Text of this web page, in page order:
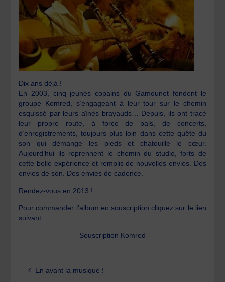
Dix ans déjà !
En 2003, cinq jeunes copains du Gamounet fondent le
groupe Komred, s’engageant à leur tour sur le chemin
esquissé par leurs aînés brayauds… Depuis, ils ont tracé
leur propre route, à force de bals, de concerts,
d’enregistrements, toujours plus loin dans cette quête du
son qui démange les pieds et chatouille le cœur.
Aujourd’hui ils reprennent le chemin du studio, forts de
cette belle expérience et remplis de nouvelles envies. Des
envies de son. Des envies de cadence.
Rendez-vous en 2013 !
Pour commander l’album en souscription cliquez sur le lien
suivant :
Souscription Komred
En avant la musique !